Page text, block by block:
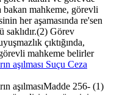
mahkeme, görevli
her aşamasında re'sen
saklıdır.(2) Görev
çıktığında,
mahkeme belirler
aşılması Suçu Ceza
aşılmasıMadde 256- (1)